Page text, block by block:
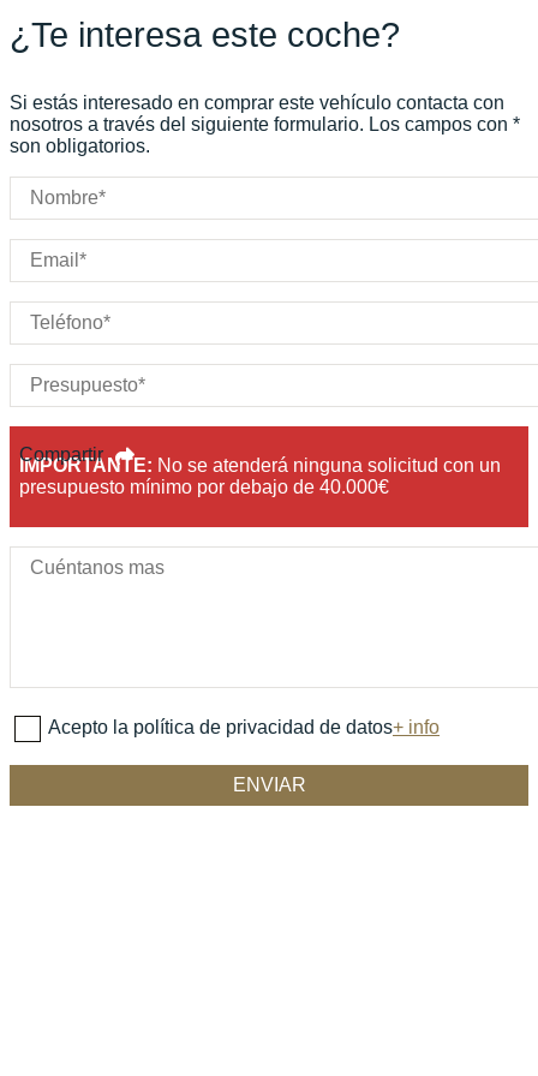
Compartir
Color:Gris
Color interior:
Carrocería:
Puertas:
Plazas:
¿Te interesa este coche?
Si estás interesado en comprar este vehículo contacta con
nosotros a través del siguiente formulario. Los campos con *
son obligatorios.
IMPORTANTE: No se atenderá ninguna solicitud con un
presupuesto mínimo por debajo de 40.000€
Acepto la política de privacidad de datos+ info